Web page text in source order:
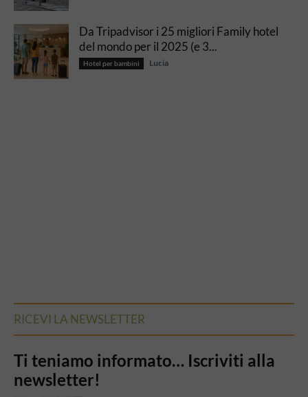
Da Tripadvisor i 25 migliori Family hotel
del mondo per il 2025 (e 3...
Hotel per bambini Lucia
RICEVI LA NEWSLETTER
Ti teniamo informato… Iscriviti alla
newsletter!